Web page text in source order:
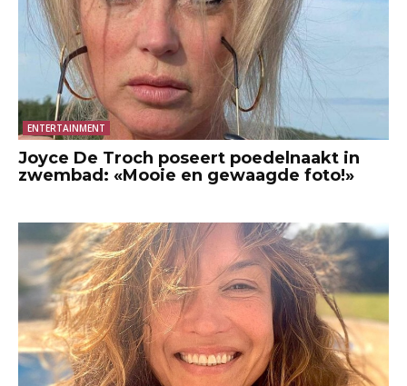
ENTERTAINMENT
Joyce De Troch poseert poedelnaakt in
zwembad: «Mooie en gewaagde foto!»